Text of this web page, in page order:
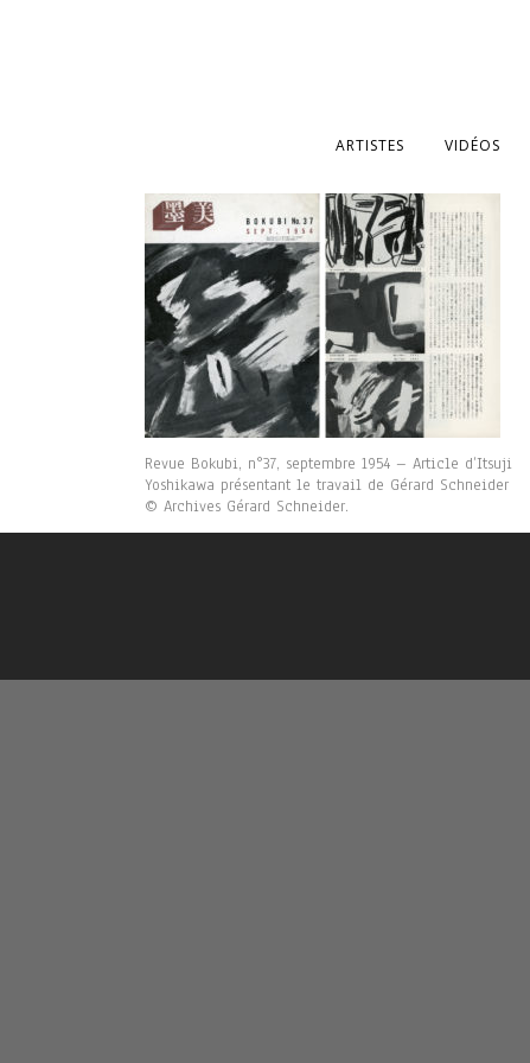
ARTISTES VIDÉOS
Revue Bokubi, n°37, septembre 1954 – Article d’Itsuji
Yoshikawa présentant le travail de Gérard Schneider
© Archives Gérard Schneider.